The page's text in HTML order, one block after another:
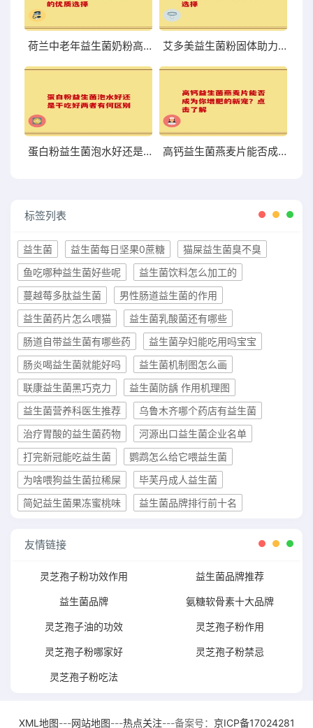
荷兰中老年益生菌奶粉高硒 助力中老年健康的优质选择 艾多美益生菌粉固体助力肠道健康提升的理想选择
蛋白粉益生菌泡水好还是干吃好两者有何区别 高钙益生菌燕麦片能否成为你增肥的新宠？点击了解
标签列表
益生菌 益生菌每日坚果0蔗糖
猫屎益生菌臭不臭
鱼吃哪种益生菌好些呢
益生菌饮料怎么加工的
蔓越莓多肽益生菌
男性肠道益生菌的作用
益生菌药片怎么喂猫
益生菌乳酸菌还有哪些
肠道自带益生菌有哪些药
益生菌孕妇能吃用吗宝宝
肠炎喝益生菌就能好吗
益生菌机制图怎么画
联康益生菌黑巧克力
益生菌防龋 作用机理图
益生菌营养科医生推荐
乌鲁木齐哪个药店有益生菌
治疗胃酸的益生菌药物
河源出口益生菌企业名单
打完新冠能吃益生菌
鹦鹉怎么给它喂益生菌
为啥喂狗益生菌拉稀屎
毕芙丹成人益生菌
简妃益生菌果冻蜜桃味
益生菌品牌排行前十名
友情链接
灵芝孢子粉功效作用 益生菌品牌推荐
益生菌品牌 氨糖软骨素十大品牌
灵芝孢子油的功效 灵芝孢子粉作用
灵芝孢子粉哪家好 灵芝孢子粉禁忌
灵芝孢子粉吃法
XML地图---网站地图---热点关注---备案号： 京ICP备17024281